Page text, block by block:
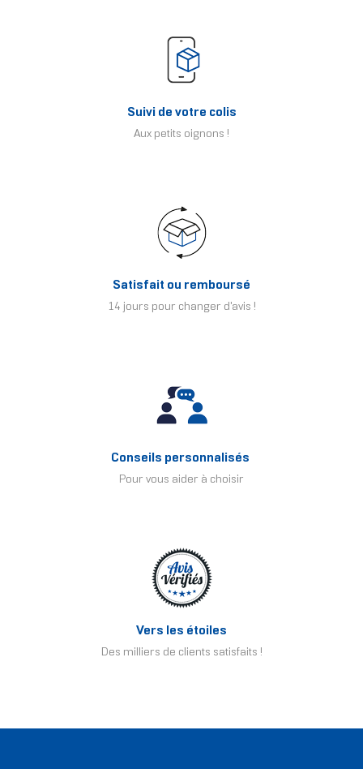
Suivi de votre colis
Aux petits oignons !
Satisfait ou remboursé
14 jours pour changer d'avis !
Conseils personnalisés
Pour vous aider à choisir
Vers les étoiles
Des milliers de clients satisfaits !